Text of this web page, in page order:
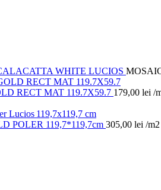
WHITE LUCIOS
RECT MAT 119.7X59.7 179,00 lei /
POLER 119,7*119,7cm 305,00 lei /m2